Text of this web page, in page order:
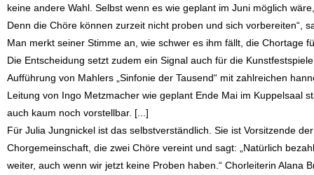
keine andere Wahl. Selbst wenn es wie geplant im Juni möglich
Denn die Chöre können zurzeit nicht proben und sich vorbereiten“,
Man merkt seiner Stimme an, wie schwer es ihm fällt, die Chortage
Die Entscheidung setzt zudem ein Signal auch für die
Aufführung von Mahlers „Sinfonie der Tausend“ mit zahlreichen
Leitung von Ingo Metzmacher wie geplant Ende Mai im Kuppelsaal
auch kaum noch vorstellbar. [...]
Für Julia Jungnickel ist das selbstverständlich. Sie ist Vorsitzende
Chorgemeinschaft, die zwei Chöre vereint und sagt: „Natürlich
weiter, auch wenn wir jetzt keine Proben haben.“ Chorleiterin Alana